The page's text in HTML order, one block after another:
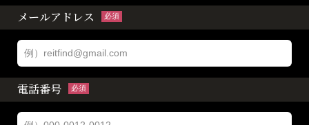
メールアドレス 必須
電話番号 必須